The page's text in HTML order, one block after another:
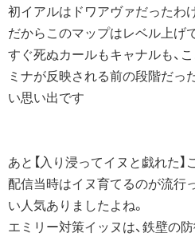
初イアルはドワアヴァだったわ
だからこのマップはレベル上げ
すぐ死ぬカールもキャナルも、
ミナが反映される前の段階だっ
い思い出です
あと【入り浸ってイヌと戯れた】
配信当時はイヌ育てるのが流行
い人気ありましたよね。
エミリー対策イッヌは、鉄壁の